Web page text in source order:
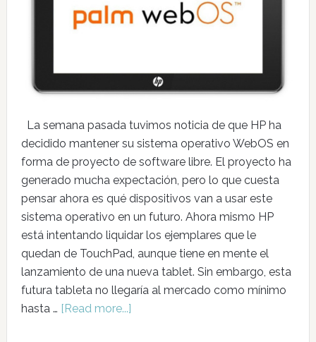
La semana pasada tuvimos noticia de que HP ha
decidido mantener su sistema operativo WebOS en
forma de proyecto de software libre. El proyecto ha
generado mucha expectación, pero lo que cuesta
pensar ahora es qué dispositivos van a usar este
sistema operativo en un futuro. Ahora mismo HP
está intentando liquidar los ejemplares que le
quedan de TouchPad, aunque tiene en mente el
lanzamiento de una nueva tablet. Sin embargo, esta
futura tableta no llegaría al mercado como mínimo
hasta … [Read more...]